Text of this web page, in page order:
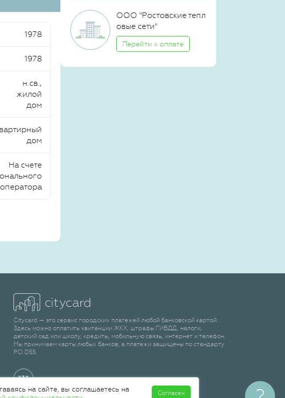
1978
1978
н.св.,
жилой
дом
дом
На счете
оператора
ООО "Ростовские тепл
овые сети"
Перейти к оплате
Citycard — это сервис городских платежей любой банковской картой.
Здесь можно оплатить квитанции ЖКХ, штрафы ГИБДД, налоги,
детский сад или школу, кредиты, мобильную связь, интернет и телефон.
Мы принимаем карты любых банков, а платежи защищены по стандарту
PCI DSS.
на сайте, вы соглашаетесь на
Согласен